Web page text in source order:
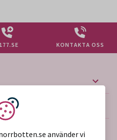
KONTAKTA OSS
Vi använder kakor
använder vi